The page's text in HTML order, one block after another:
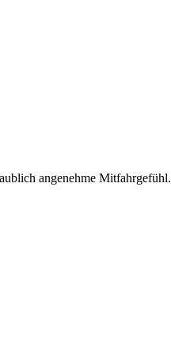
angenehme Mitfahrgefühl.